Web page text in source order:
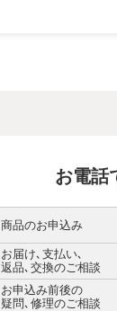
お電話
商品のお申込み
お届け､支払い､
返品､交換のご相談
お申込み前後の
疑問､修理のご相談